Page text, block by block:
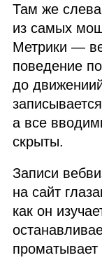
Там же
из самых
Метрики —
поведение
до
а все
скрыты.
Записи
на сайт
как он
проматывает